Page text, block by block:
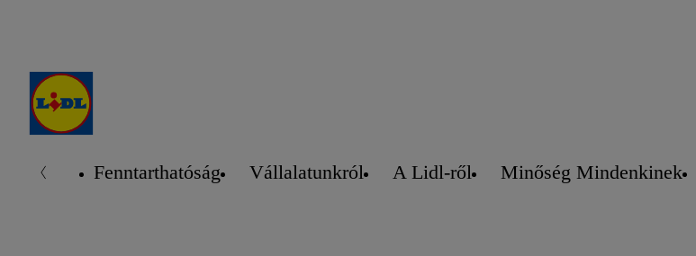
Fenntarthatóság Vállalatunkról A Lidl-ről Minőség Mindenkinek